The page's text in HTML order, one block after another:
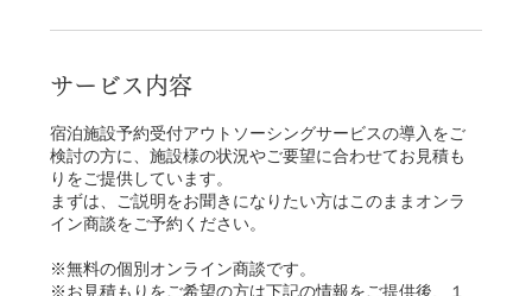
サービス内容
宿泊施設予約受付アウトソーシングサービスの導入をご
検討の方に、施設様の状況やご要望に合わせてお見積も
りをご提供しています。
まずは、ご説明をお聞きになりたい方はこのままオンラ
イン商談をご予約ください。
※無料の個別オンライン商談です。
※お見積もりをご希望の方は下記の情報をご提供後、１